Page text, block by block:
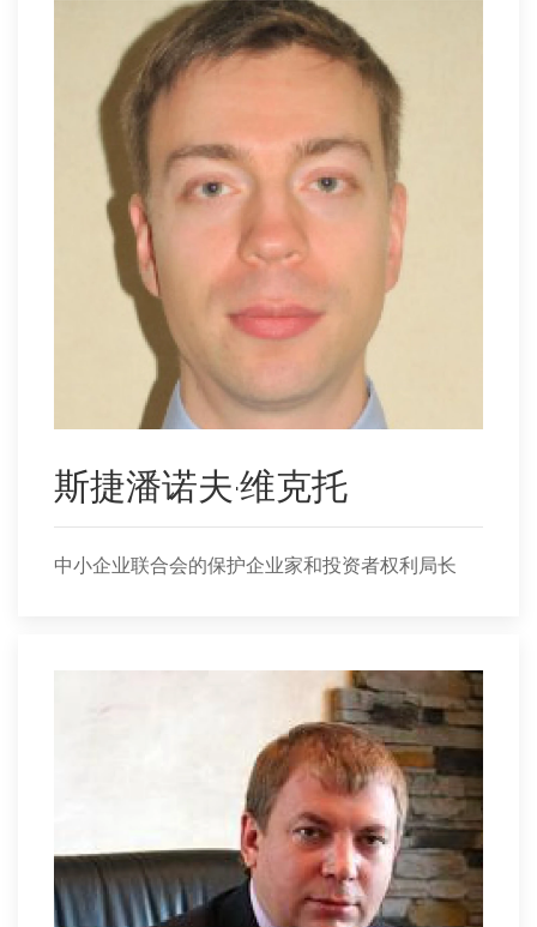
斯捷潘诺夫·维克托
中小企业联合会的保护企业家和投资者权利局长